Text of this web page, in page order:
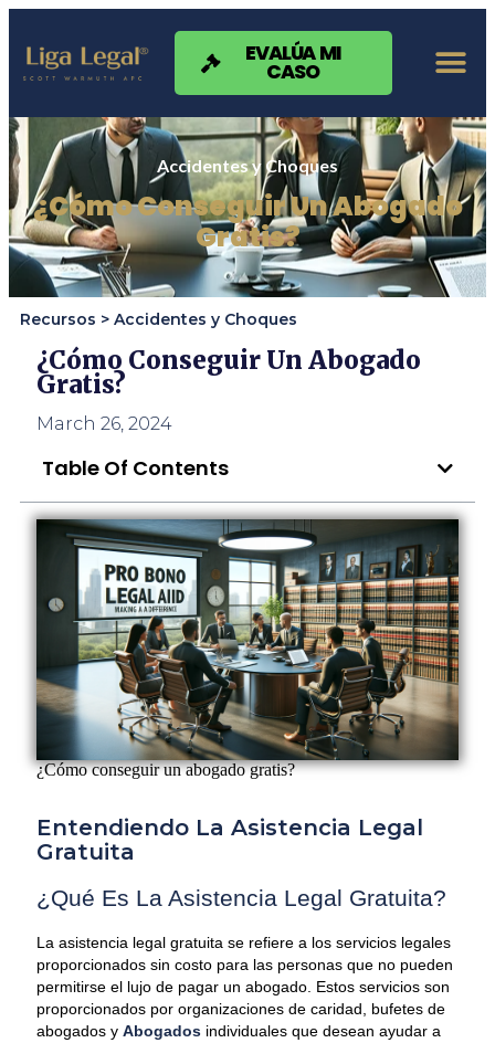
Nota:
sitio
web
sistema
de
accesibilidad.
EVALÚA MI
CASO
Accidentes y Choques
¿Cómo Conseguir Un Abogado
Gratis?
Recursos > Accidentes y Choques
¿Cómo Conseguir Un Abogado
Gratis?
March 26, 2024
Table Of Contents
¿Cómo conseguir un abogado gratis?
Entendiendo La Asistencia Legal
Gratuita
¿Qué Es La Asistencia Legal Gratuita?
La asistencia legal gratuita se refiere a los servicios legales
proporcionados sin costo para las personas que no pueden
permitirse el lujo de pagar un abogado. Estos servicios son
proporcionados por organizaciones de caridad, bufetes de
abogados y Abogados individuales que desean ayudar a